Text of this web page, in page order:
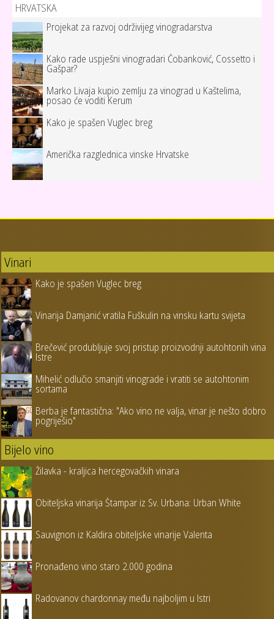
HRVATSKA
Projekat za razvoj održivijeg vinogradarstva
Kako rade uspješni vinogradari Čobanković, Cossetto i
Gašpar?
Marko Livaja kupio zemlju za vinograd u Kaštelima,
posao će voditi Kerum
Kako je spašen Vuglec breg
Američka razglednica vinske Hrvatske
Vinari
Kako je spašen Vuglec breg
Vinarija Damjanić vratila Fuškulin na vinsku kartu svijeta
Brečević produbljuje svoj pristup proizvodnji autohtonih vina
Istre
Mihelić odlučio smanjiti vinograde i vratiti se autohtonim
sortama
Berba je fantastična: "Ako vino ne valja, vinar je nešto dobro
pogriješio"
Bijelo vino
Žilavka - kraljica hercegovačkih vinara
Obiteljska vinarija Štampar iz Sv. Urbana: Urban White
Sauvignon iz Kaldira obiteljske vinarije Valenta
Pronađeno vino staro 2.000 godina
Radovanov chardonnay među najboljim u Istri